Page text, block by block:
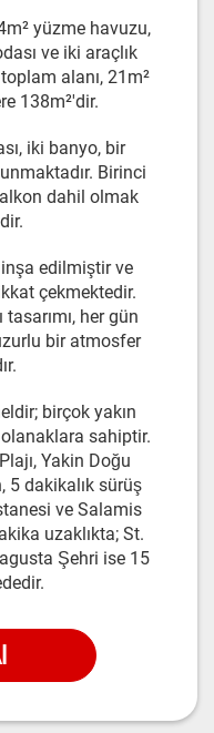
yüzme havuzu,
ve iki araçlık
alanı, 21m²
138m²'dir.
iki banyo, bir
Birinci
dahil olmak
inşa edilmiştir ve
çekmektedir.
her gün
bir atmosfer
birçok yakın
sahiptir.
Yakin Doğu
5 dakikalık sürüş
ve Salamis
uzaklıkta; St.
Şehri ise 15